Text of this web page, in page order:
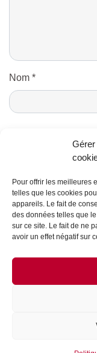
Gérer
Pour offrir les meilleures
telles que les cookies
appareils. Le fait de
des données telles que
sur ce site. Le fait de ne
avoir un effet négatif sur
Nom *